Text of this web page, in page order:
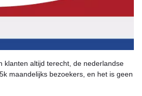
klanten altijd terecht, de nederlandse
maandelijks bezoekers, en het is geen